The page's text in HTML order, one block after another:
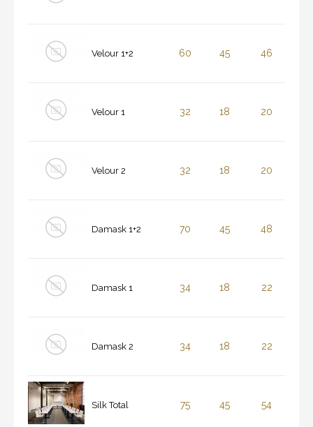
Velour 1+2 60 45 46
Velour 1 32 18 20
Velour 2 32 18 20
Damask 1+2 70 45 48
Damask 1 34 18 22
Damask 2 34 18 22
Silk Total 75 45 54